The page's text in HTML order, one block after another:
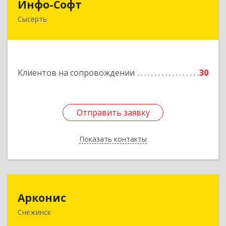
Инфо-Софт
Сысерть
Клиентов на сопровождении 30
Отправить заявку
Показать контакты
624021, Свердловская обл, Сысерть г, Коммуны
Отправить заявку
Назад
Арконис
Снежинск